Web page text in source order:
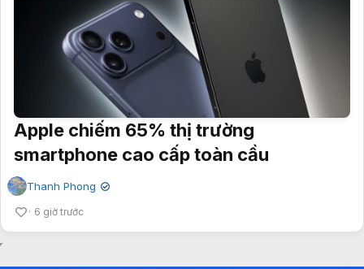
Apple chiếm 65% thị trường
smartphone cao cấp toàn cầu
Thanh Phong ✔
6 giờ trước